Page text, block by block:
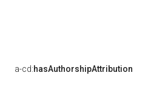
a-cd:hasAuthorshipAttribution